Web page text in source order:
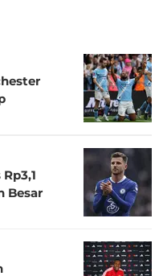
Besar